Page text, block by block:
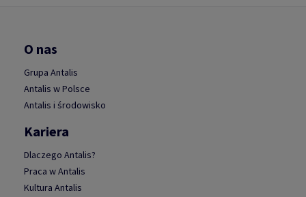
O nas
Grupa Antalis
Antalis w Polsce
Antalis i środowisko
Kariera
Dlaczego Antalis?
Praca w Antalis
Kultura Antalis